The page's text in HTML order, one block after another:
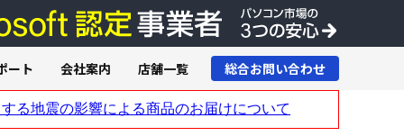
ート 会社案内 店舗一覧 総合お問い合わせ